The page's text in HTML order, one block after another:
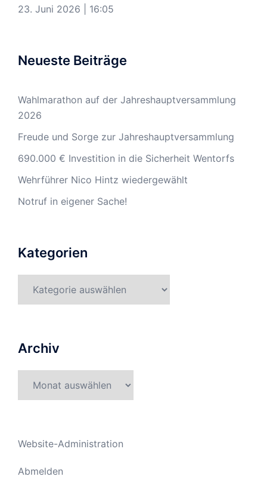
23. Juni 2026
16:05
Neueste Beiträge
Wahlmarathon auf der Jahreshauptversammlung
2026
Freude und Sorge zur Jahreshauptversammlung
690.000 € Investition in die Sicherheit Wentorfs
Wehrführer Nico Hintz wiedergewählt
Notruf in eigener Sache!
Kategorien
Archiv
Website-Administration
Abmelden